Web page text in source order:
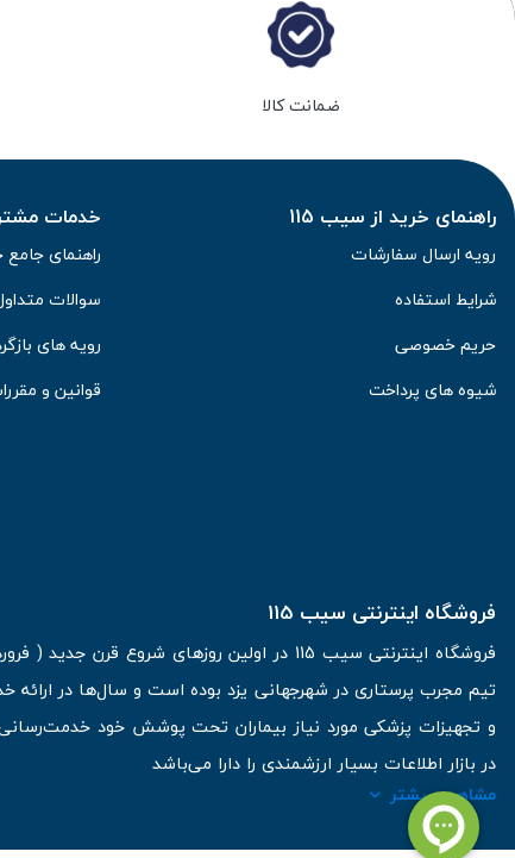
ضمانت کالا
راهنمای خرید از سیب 115
رویه ارسال سفارشات
شرایط استفاده
حریم خصوصی
شیوه های پرداخت
خدمات
راهنمای
سوالات
رویه های
قوانین و
فروشگاه اینترنتی سیب 115
تیم مجرب پرستاری در شهرجهانی یزد بوده است و سال‌ها در ارائه
و تجهیزات پزشکی مورد نیاز بیماران تحت پوشش خود
در بازار اطلاعات بسیار ارزشمندی را دارا می‌باشد
آدرس: یزد، خیابان کاشانی، روبروی بیمارستان بهمن | تلفن همراه: 09136243383 | تلفن تماس : 36333383-035 | ایمیل: Info@Sib115.com
مشاهده بیشتر